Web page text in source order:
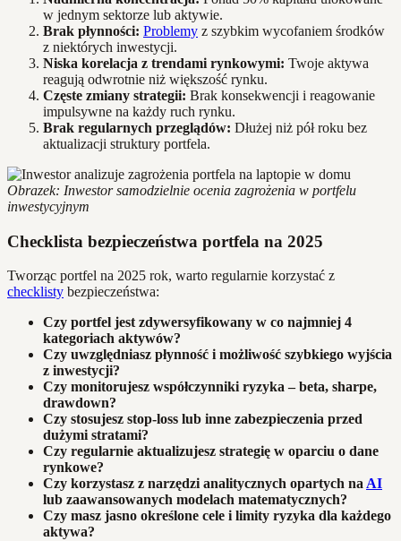
w jednym sektorze lub aktywie.
Brak płynności: Problemy z szybkim wycofaniem środków
z niektórych inwestycji.
Niska korelacja z trendami rynkowymi: Twoje aktywa
reagują odwrotnie niż większość rynku.
Częste zmiany strategii: Brak konsekwencji i reagowanie
impulsywne na każdy ruch rynku.
Brak regularnych przeglądów: Dłużej niż pół roku bez
aktualizacji struktury portfela.
Obrazek: Inwestor samodzielnie ocenia zagrożenia w portfelu
inwestycyjnym
Checklista bezpieczeństwa portfela na 2025
Tworząc portfel na 2025 rok, warto regularnie korzystać z
checklisty bezpieczeństwa:
Czy portfel jest zdywersyfikowany w co najmniej 4
kategoriach aktywów?
Czy uwzględniasz płynność i możliwość szybkiego wyjścia
z inwestycji?
Czy monitorujesz współczynniki ryzyka – beta, sharpe,
drawdown?
Czy stosujesz stop-loss lub inne zabezpieczenia przed
dużymi stratami?
Czy regularnie aktualizujesz strategię w oparciu o dane
rynkowe?
Czy korzystasz z narzędzi analitycznych opartych naAI
lub zaawansowanych modelach matematycznych?
Czy masz jasno określone cele i limity ryzyka dla każdego
aktywa?